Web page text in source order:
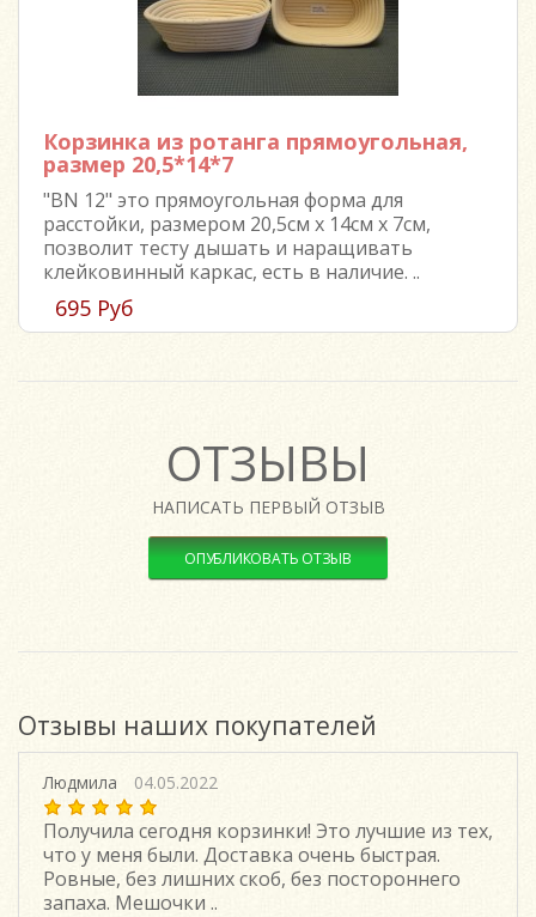
Корзинка из ротанга прямоугольная,
размер 20,5*14*7
"BN 12" это прямоугольная форма для
расстойки, размером 20,5см х 14см х 7см,
позволит тесту дышать и наращивать
клейковинный каркас, есть в наличие. ..
695 Руб
ОТЗЫВЫ
НАПИСАТЬ ПЕРВЫЙ ОТЗЫВ
ОПУБЛИКОВАТЬ ОТЗЫВ
создайте учетную записьперед
тем как написать отзыв
Отзывы наших покупателей
Людмила 04.05.2022
Получила сегодня корзинки! Это лучшие из тех,
что у меня были. Доставка очень быстрая.
Ровные, без лишних скоб, без постороннего
запаха. Мешочки ..